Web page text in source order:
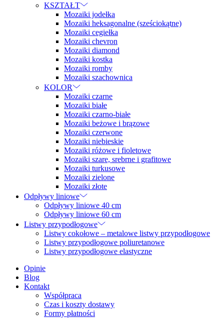
KSZTAŁT
Mozaiki jodełka
Mozaiki heksagonalne (sześciokątne)
Mozaiki cegiełka
Mozaiki chevron
Mozaiki diamond
Mozaiki kostka
Mozaiki romby
Mozaiki szachownica
KOLOR
Mozaiki czarne
Mozaiki białe
Mozaiki czarno-białe
Mozaiki beżowe i brązowe
Mozaiki czerwone
Mozaiki niebieskie
Mozaiki różowe i fioletowe
Mozaiki szare, srebrne i grafitowe
Mozaiki turkusowe
Mozaiki zielone
Mozaiki złote
Odpływy liniowe
Odpływy liniowe 40 cm
Odpływy liniowe 60 cm
Listwy przypodłogowe
Listwy cokołowe – metalowe listwy przypodłogowe
Listwy przypodłogowe poliuretanowe
Listwy przypodłogowe elastyczne
Opinie
Blog
Kontakt
Współpraca
Czas i koszty dostawy
Formy płatności